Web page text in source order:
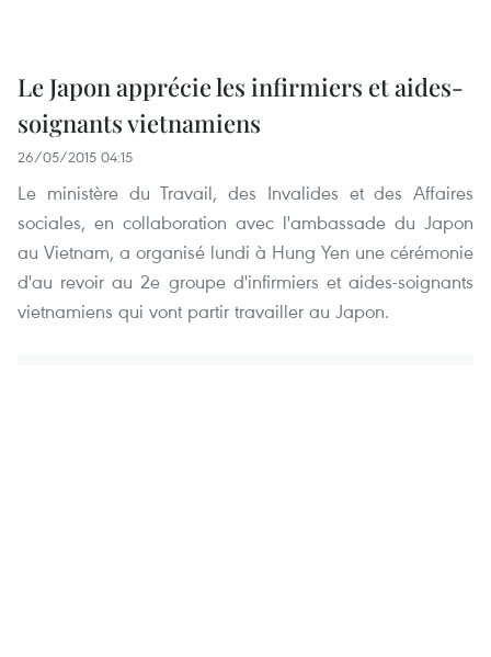
Le Japon apprécie les infirmiers et aides-
soignants vietnamiens
26/05/2015 04:15
Le ministère du Travail, des Invalides et des Affaires
sociales, en collaboration avec l'ambassade du Japon
au Vietnam, a organisé lundi à Hung Yen une cérémonie
d'au revoir au 2e groupe d'infirmiers et aides-soignants
vietnamiens qui vont partir travailler au Japon.